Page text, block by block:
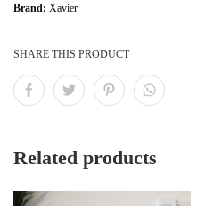
Brand: Xavier
SHARE THIS PRODUCT
Related products